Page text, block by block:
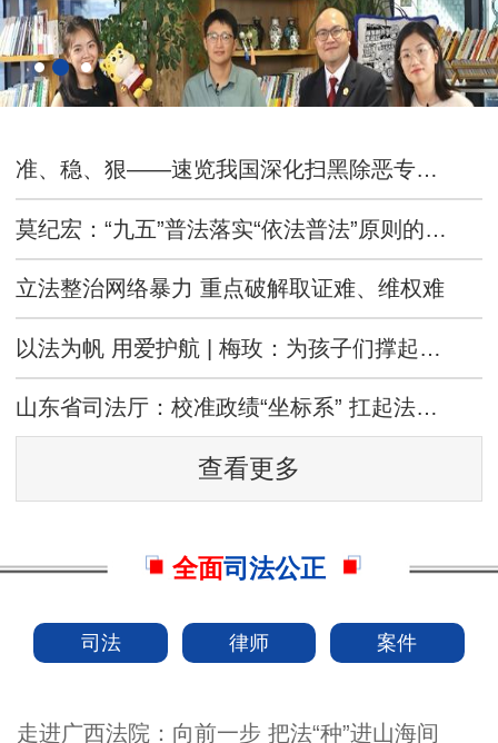
准、稳、狠——速览我国深化扫黑除恶专项斗争最新部署
莫纪宏：“九五”普法落实“依法普法”原则的制度逻辑
立法整治网络暴力 重点破解取证难、维权难
以法为帆 用爱护航 | 梅玫：为孩子们撑起一片法治晴空
山东省司法厅：校准政绩“坐标系” 扛起法治“硬担当”
查看更多
全面司法公正
司法 律师 案件
走进广西法院：向前一步 把法“种”进山海间